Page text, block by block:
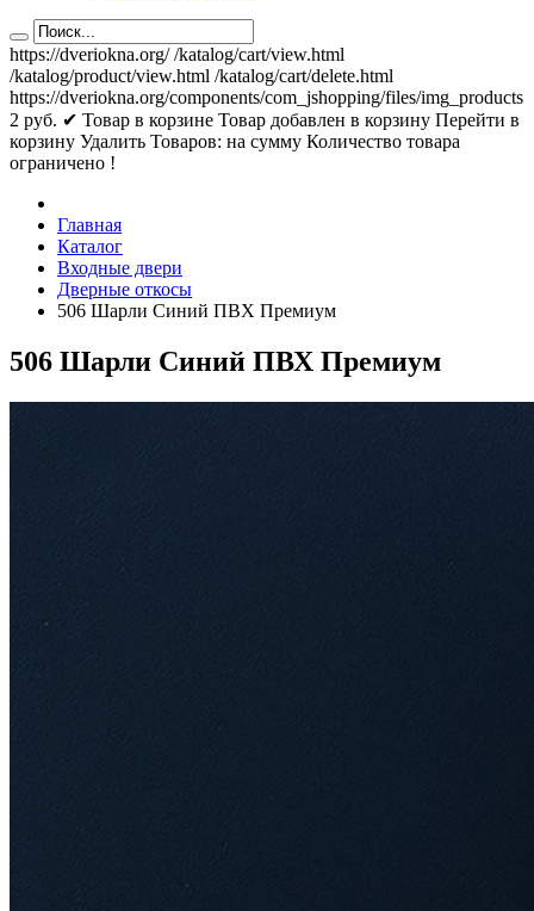
https://dveriokna.org/ /katalog/cart/view.html
/katalog/product/view.html /katalog/cart/delete.html
https://dveriokna.org/components/com_jshopping/files/img_products
2 руб. ✔ Товар в корзине Товар добавлен в корзину Перейти в
корзину Удалить Товаров: на сумму Количество товара
ограничено !
Главная
Каталог
Входные двери
Дверные откосы
506 Шарли Синий ПВХ Премиум
506 Шарли Синий ПВХ Премиум